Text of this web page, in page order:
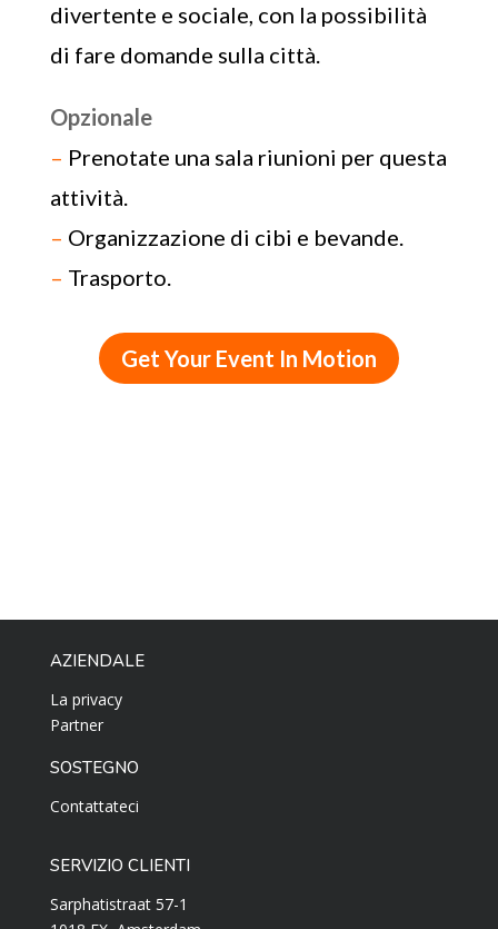
divertente e sociale, con la possibilità
di fare domande sulla città.
Opzionale
– Prenotate una sala riunioni per questa
attività.
– Organizzazione di cibi e bevande.
– Trasporto.
Get Your Event In Motion
AZIENDALE
La privacy
Partner
SOSTEGNO
Contattateci
SERVIZIO CLIENTI
Sarphatistraat 57-1